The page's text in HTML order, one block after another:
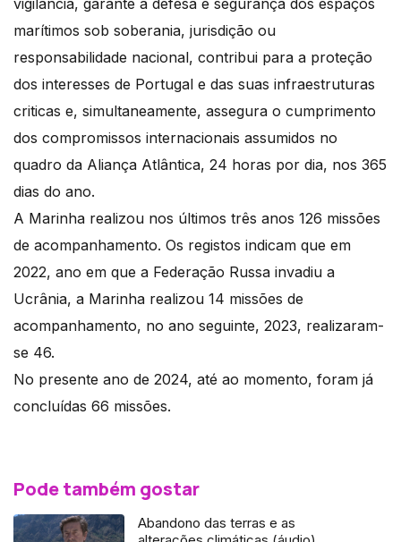
marítimos sob soberania, jurisdição ou
responsabilidade nacional, contribui para a proteção
dos interesses de Portugal e das suas infraestruturas
criticas e, simultaneamente, assegura o cumprimento
dos compromissos internacionais assumidos no
quadro da Aliança Atlântica, 24 horas por dia, nos 365
dias do ano.
A Marinha realizou nos últimos três anos 126 missões
de acompanhamento. Os registos indicam que em
2022, ano em que a Federação Russa invadiu a
Ucrânia, a Marinha realizou 14 missões de
acompanhamento, no ano seguinte, 2023, realizaram-
se 46.
No presente ano de 2024, até ao momento, foram já
concluídas 66 missões.
Pode também gostar
Abandono das terras e as